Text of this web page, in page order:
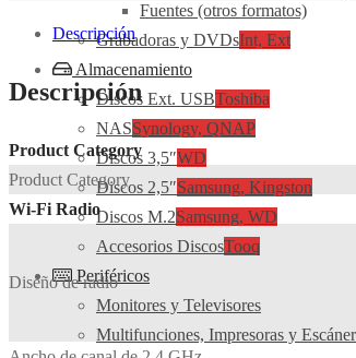
Fuentes (otros formatos)
Grabadoras y DVDsInt, Ext
Almacenamiento
Discos Ext. USBToshiba
NASSynology, QNAP
Discos 3,5″WD
Discos 2,5″Samsung, Kingston
Discos M.2Samsung, WD
Accesorios DiscosTooq
Periféricos
Monitores y Televisores
Multifunciones, Impresoras y
Descripción
Descripción
Product Category
Product Category
Wi-Fi Radio
Diseño de radio